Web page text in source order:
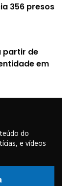
356 presos
partir de
em
do
e vídeos